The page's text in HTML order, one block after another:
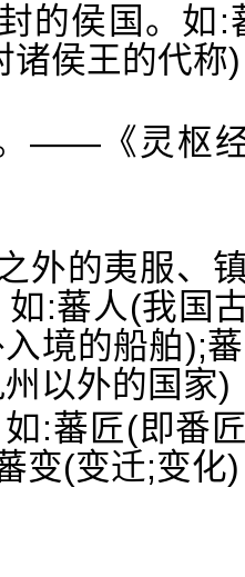
的侯国。如
诸侯王的代称)
——《灵枢
外的夷服、
:蕃人(我国
境的船舶);
以外的国家)
:蕃匠(即番
变(变迁;变化)